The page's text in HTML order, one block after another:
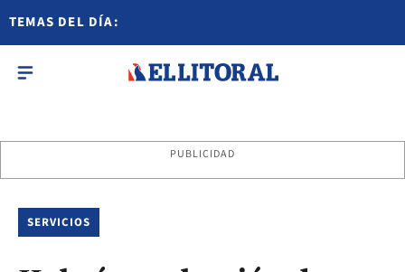
TEMAS DEL DÍA:
PUBLICIDAD
SERVICIOS